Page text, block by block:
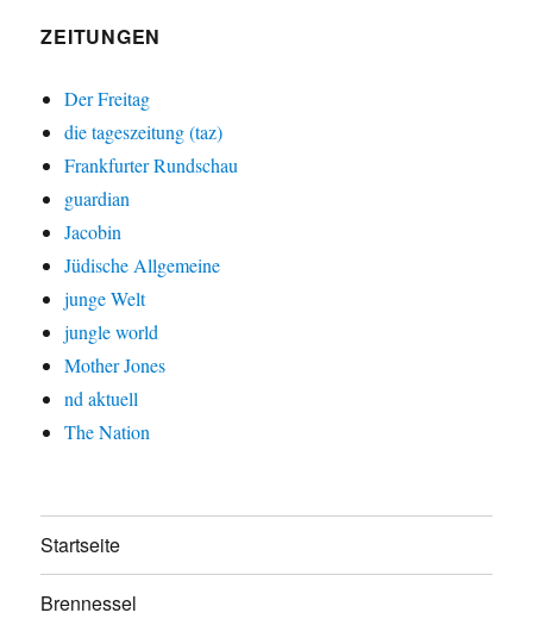
ZEITUNGEN
Der Freitag
die tageszeitung (taz)
Frankfurter Rundschau
guardian
Jacobin
Jüdische Allgemeine
junge Welt
jungle world
Mother Jones
nd aktuell
The Nation
Startseite
Brennessel